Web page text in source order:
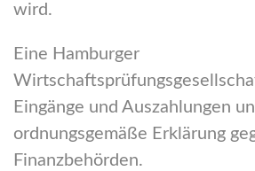
wird.
Eine Hamburger
Eingänge und Auszahlungen
ordnungsgemäße Erklärung
Finanzbehörden.